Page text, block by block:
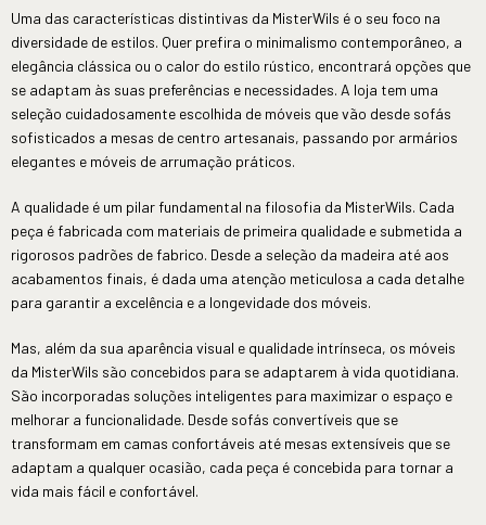
Uma das características distintivas da MisterWils é o seu foco na
diversidade de estilos. Quer prefira o minimalismo contemporâneo, a
elegância clássica ou o calor do estilo rústico, encontrará opções que
se adaptam às suas preferências e necessidades. A loja tem uma
seleção cuidadosamente escolhida de móveis que vão desde sofás
sofisticados a mesas de centro artesanais, passando por armários
elegantes e móveis de arrumação práticos.
A qualidade é um pilar fundamental na filosofia da MisterWils. Cada
peça é fabricada com materiais de primeira qualidade e submetida a
rigorosos padrões de fabrico. Desde a seleção da madeira até aos
acabamentos finais, é dada uma atenção meticulosa a cada detalhe
para garantir a excelência e a longevidade dos móveis.
Mas, além da sua aparência visual e qualidade intrínseca, os móveis
da MisterWils são concebidos para se adaptarem à vida quotidiana.
São incorporadas soluções inteligentes para maximizar o espaço e
melhorar a funcionalidade. Desde sofás convertíveis que se
transformam em camas confortáveis até mesas extensíveis que se
adaptam a qualquer ocasião, cada peça é concebida para tornar a
vida mais fácil e confortável.